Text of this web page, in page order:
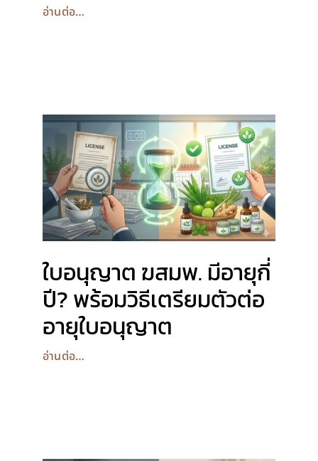
อ่านต่อ…
ใบอนุญาต ฆสมพ. มีอายุกี่
ปี? พร้อมวิธีเตรียมตัวต่อ
อายุใบอนุญาต
อ่านต่อ…